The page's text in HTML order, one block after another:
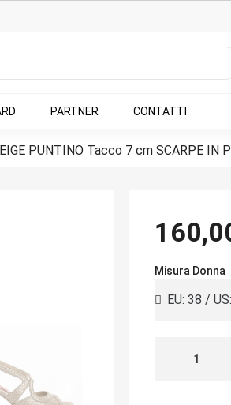
PARTNER CONTATTI
PUNTINO Tacco 7 cm SCARPE IN
Misura Donna